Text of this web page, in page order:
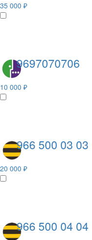
35 000 ₽
9697070706
10 000 ₽
966 500 03 03
20 000 ₽
966 500 04 04